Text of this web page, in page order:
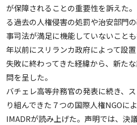
が保障されることの重要性を訴えた
る過去の人権侵害の処罰や治安部門
事司法が満足に機能していないこと
年以前にスリランカ政府によって設
失敗に終わってきた経緯から、新た
問を呈した。
バチェレ高等弁務官の発表に続き、
り組んできた７つの国際人権NGOに
IMADRが読み上げた。声明では、決